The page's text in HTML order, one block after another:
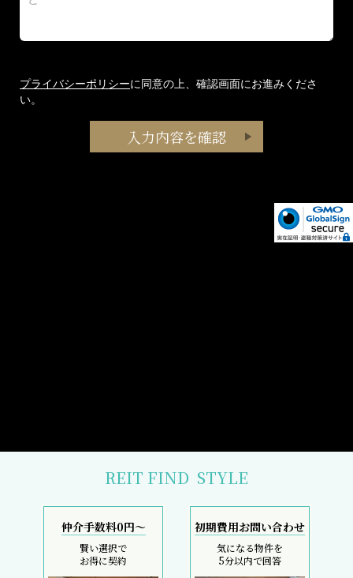
プライバシーポリシーに同意の上、確認画面にお進みくださ
い。
REIT FIND STYLE
仲介手数料0円～
賢い選択で
お得に契約
初期費用お問い合わせ
気になる物件を
5分以内で回答